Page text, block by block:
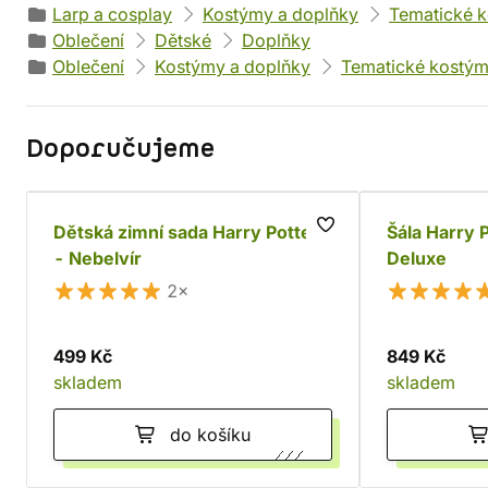
Larp a cosplay Kostýmy a doplňky
Tematické
Oblečení
Dětské
Doplňky
Oblečení
Kostýmy a doplňky Tematické
Doporučujeme
Dětská zimní sada Harry Potter
- Nebelvír
2×
499 Kč
skladem
do košíku
Šála Harry
Deluxe
849 Kč
skladem